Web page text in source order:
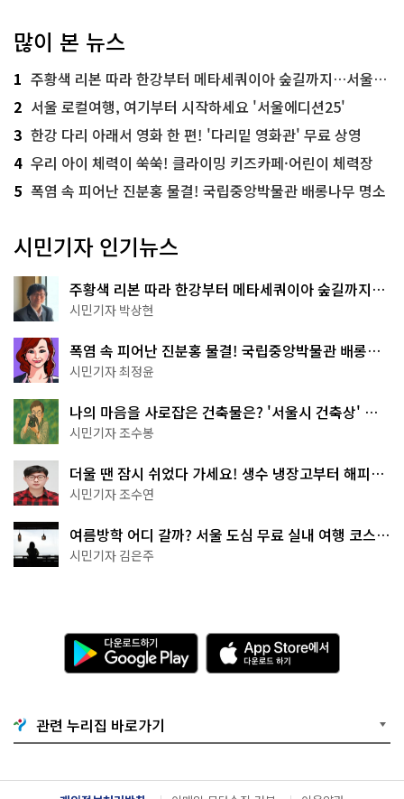
많이 본 뉴스
1 주황색 리본 따라 한강부터 메타세쿼이아 숲길까지…서울둘레길 15코스
2 서울 로컬여행, 여기부터 시작하세요 '서울에디션25'
3 한강 다리 아래서 영화 한 편! '다리밑 영화관' 무료 상영
4 우리 아이 체력이 쑥쑥! 클라이밍 키즈카페·어린이 체력장
5 폭염 속 피어난 진분홍 물결! 국립중앙박물관 배롱나무 명소
시민기자 인기뉴스
주황색 리본 따라 한강부터 메타세쿼이아 숲길까지…
서울둘레길 15코스
시민기자 박상현
폭염 속 피어난 진분홍 물결! 국립중앙박물관 배롱나
무 명소
시민기자 최정윤
나의 마음을 사로잡은 건축물은? '서울시 건축상' 수
상작 공개!
시민기자 조수봉
더울 땐 잠시 쉬었다 가세요! 생수 냉장고부터 해피소
·무더위쉼터까지
시민기자 조수연
여름방학 어디 갈까? 서울 도심 무료 실내 여행 코스
추천
시민기자 김은주
다
운
로
기
G
o
g
l
A
p
p
e
서
다
관련 누리집 바로가기